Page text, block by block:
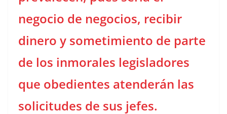
negocio de negocios, recibir
dinero y sometimiento de parte
de los inmorales legisladores
que obedientes atenderán las
solicitudes de sus jefes.